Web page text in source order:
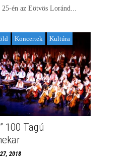
25-én az Eötvös Loránd...
Koncertek Kultúra
100 Tagú
2018